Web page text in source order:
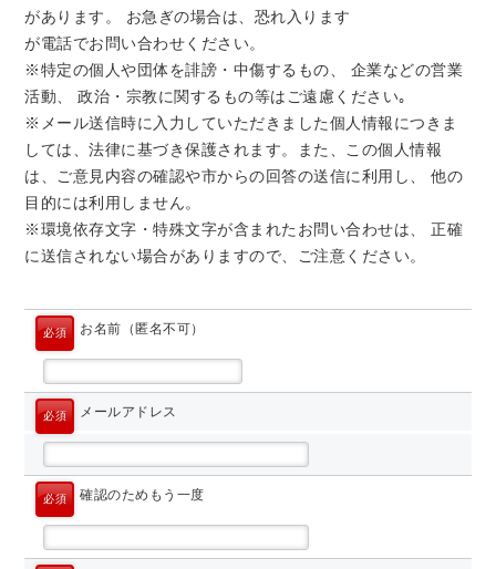
があります。 お急ぎの場合は、恐れ入ります
が電話でお問い合わせください。
※特定の個人や団体を誹謗・中傷するもの、 企業などの営業
活動、 政治・宗教に関するもの等はご遠慮ください｡
※メール送信時に入力していただきました個人情報につきま
しては、法律に基づき保護されます。また、この個人情報
は、ご意見内容の確認や市からの回答の送信に利用し、 他の
目的には利用しません。
※環境依存文字・特殊文字が含まれたお問い合わせは、 正確
に送信されない場合がありますので、ご注意ください。
必須 お名前（匿名不可）
必須 メールアドレス
必須 確認のためもう一度